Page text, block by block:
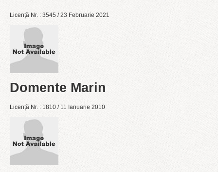
Licență Nr. : 3545 / 23 Februarie 2021
Domente Marin
Licență Nr. : 1810 / 11 Ianuarie 2010